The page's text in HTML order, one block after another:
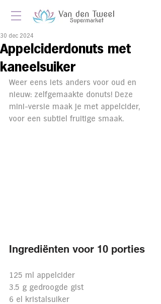
Appelciderdonuts met
kaneelsuiker
30 dec 2024
Weer eens iets anders voor oud en
nieuw: zelfgemaakte donuts! Deze
mini-versie maak je met appelcider,
voor een subtiel fruitige smaak.
Ingrediënten voor 10 porties
125 ml appelcider
3.5 g gedroogde gist
6 el kristalsuiker